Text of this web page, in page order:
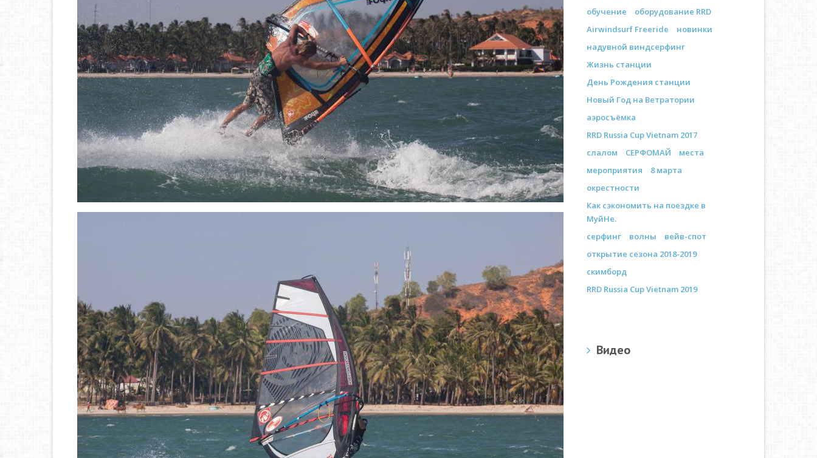
обучение
оборудование RRD
Airwindsurf Freeride
новинки
надувной виндсерфинг
Жизнь станции
День Рождения станции
Новый Год на Ветратории
аэросъёмка
RRD Russia Cup Vietnam 2017
слалом
СЕРФОМАЙ
места
мероприятия
8 марта
окрестности
Как сэкономить на поездке в
МуйНе.
серфинг
волны
вейв-спот
открытие сезона 2018-2019
скимборд
RRD Russia Cup Vietnam 2019
Видео